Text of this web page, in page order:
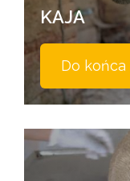
KAJA
Do końca